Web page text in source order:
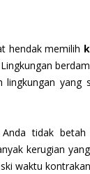
hendak memilih
lingkungan yang
tidak
kerugian
waktu